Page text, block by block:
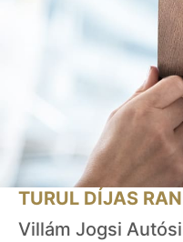
TURUL DÍJAS
Villám Jogsi